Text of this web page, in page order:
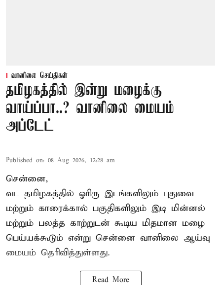
வானிலை செய்திகள்
தமிழகத்தில் இன்று மழைக்கு
வாய்ப்பா..? வானிலை மையம்
அப்டேட்
Published on: 08 Aug 2026, 12:28 am
சென்னை,
வட தமிழகத்தில் ஓரிரு இடங்களிலும் புதுவை
மற்றும் காரைக்கால் பகுதிகளிலும் இடி மின்னல்
மற்றும் பலத்த காற்றுடன் கூடிய மிதமான மழை
பெய்யக்கூடும் என்று சென்னை வானிலை ஆய்வு
மையம் தெரிவித்துள்ளது.
Read More